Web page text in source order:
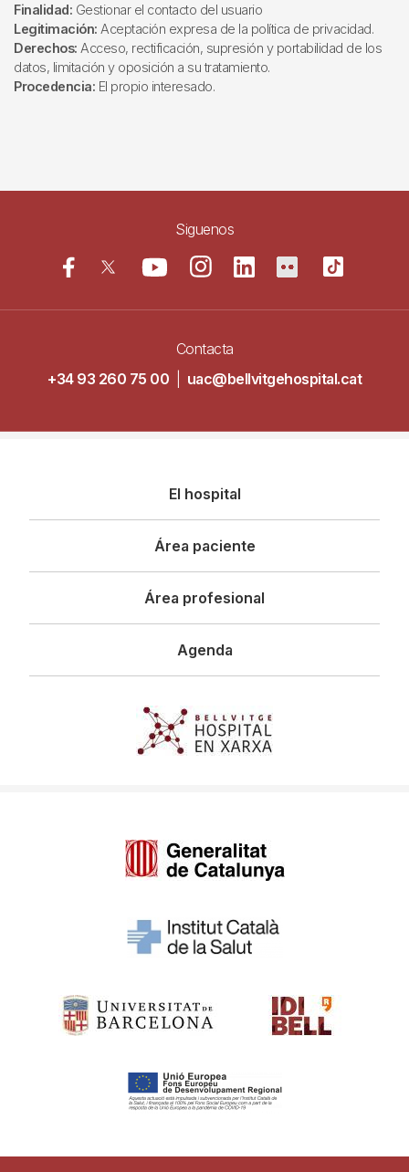
Finalidad: Gestionar el contacto del usuario
Legitimación: Aceptación expresa de la política de privacidad.
Derechos: Acceso, rectificación, supresión y portabilidad de los
datos, limitación y oposición a su tratamiento.
Procedencia: El propio interesado.
Siguenos
Contacta
+34 93 260 75 00
uac@bellvitgehospital.cat
principal
El hospital
Área paciente
Área profesional
Agenda